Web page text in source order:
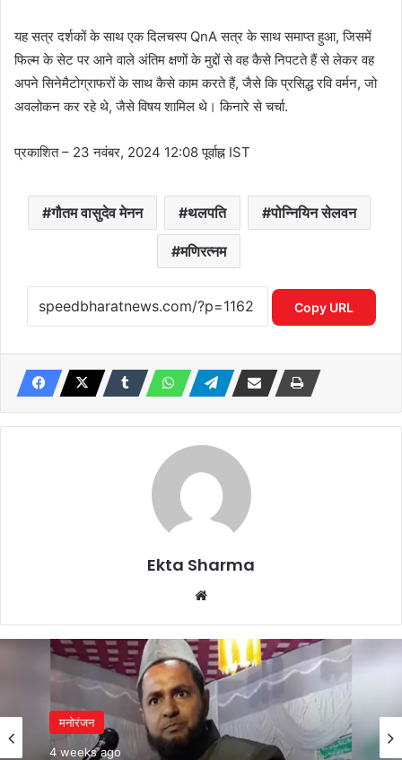
यह सत्र दर्शकों के साथ एक दिलचस्प QnA सत्र के साथ समाप्त हुआ, जिसमें
फिल्म के सेट पर आने वाले अंतिम क्षणों के मुद्दों से वह कैसे निपटते हैं से लेकर वह
अपने सिनेमैटोग्राफरों के साथ कैसे काम करते हैं, जैसे कि प्रसिद्ध रवि वर्मन, जो
अवलोकन कर रहे थे, जैसे विषय शामिल थे। किनारे से चर्चा.
प्रकाशित– 23 नवंबर, 2024 12:08 पूर्वाह्न IST
गौतम वासुदेव मेनन थलपति पोन्नियिन सेलवन
मणिरत्नम
Copy URL
Ekta Sharma
मनोरंजन
4 weeks ago